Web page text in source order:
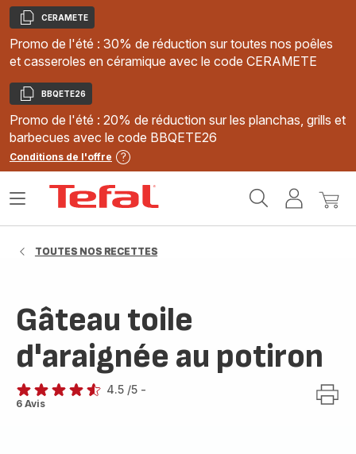
Copier
CERAMETE
Promo de l'été : 30% de réduction sur toutes nos poêles
et casseroles en céramique avec le code CERAMETE
Copier
BBQETE26
Promo de l'été : 20% de réduction sur les planchas, grills et
barbecues avec le code BBQETE26
Conditions de l'offre
MonMon
Ouvrir
TOUTES NOS RECETTES
Gâteau toile
d'araignée au potiron
ratings.4.5
4.5 /5 -
6 Avis